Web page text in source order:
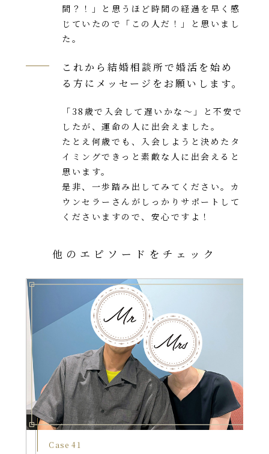
間？！」と思うほど時間の経過を早く感
じていたので「この人だ！」と思いまし
た。
これから結婚相談所で婚活を始め
る方にメッセージをお願いします。
「38歳で入会して遅いかな～」と不安で
したが、運命の人に出会えました。
たとえ何歳でも、入会しようと決めたタ
イミングできっと素敵な人に出会えると
思います。
是非、一歩踏み出してみてください。カ
ウンセラーさんがしっかりサポートして
くださいますので、安心ですよ！
他のエピソードをチェック
Case 41